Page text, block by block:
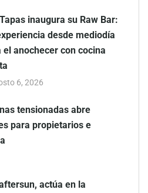
inaugura su Raw Bar:
desde mediodía
el anochecer con cocina
6, 2026
tensionadas abre
para propietarios e
actúa en la